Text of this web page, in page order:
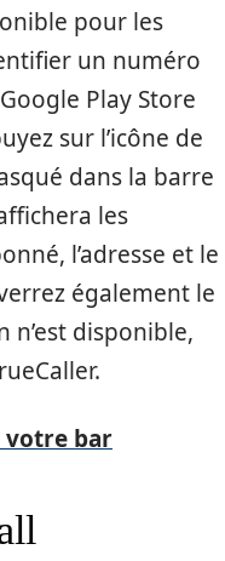
pour les
un numéro
Play Store
sur l’icône de
dans la barre
les
l’adresse et le
également le
disponible,
votre bar